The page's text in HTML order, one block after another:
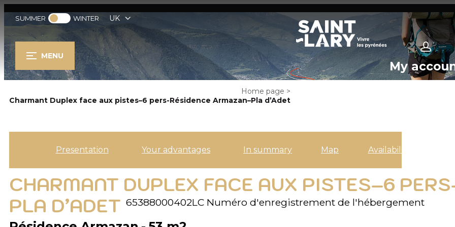
SUMMER WINTER UK
MENU
My
Home page >
Charmant Duplex face aux pistes–6 pers-Résidence Armazan–Pla d’Adet
Presentation Your advantages In summary Map Availabilities
CHARMANT DUPLEX FACE AUX PISTES–6
PLA D’ADET 65388000402LC Numéro d'enregistrement de l'hébergement